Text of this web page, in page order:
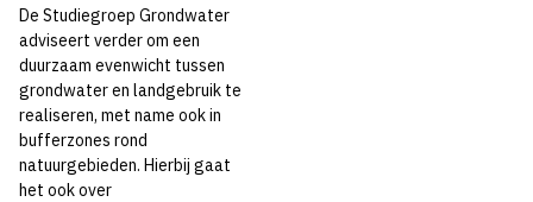
Grondwater positief
voor beschikbaarheid
en kwaliteit
grondwater
De Studiegroep Grondwater
adviseert verder om een
duurzaam evenwicht tussen
grondwater en landgebruik te
realiseren, met name ook in
bufferzones rond
natuurgebieden. Hierbij gaat
het ook over